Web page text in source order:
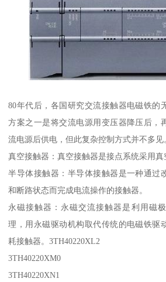
80年代后，各国研究交流接触器电磁铁的
方案之一是将交流电源用变压器降压后，
流电源后供电，但此复杂控制方式并不多见
真空接触器：真空接触器是接点系统采用真
半导体接触器：半导体接触器是一种通过
和断路状态而完成电流操作的接触器。
永磁接触器：永磁交流接触器是利用磁
理，用永磁驱动机构取代传统的电磁铁驱
耗接触器。3TH40220XL2
3TH40220XM0
3TH40220XN1